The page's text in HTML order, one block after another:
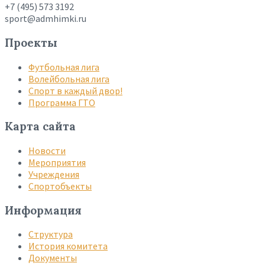
+7 (495) 573 3192
sport@admhimki.ru
Проекты
Футбольная лига
Волейбольная лига
Спорт в каждый двор!
Программа ГТО
Карта сайта
Новости
Мероприятия
Учреждения
Спортобъекты
Информация
Структура
История комитета
Документы